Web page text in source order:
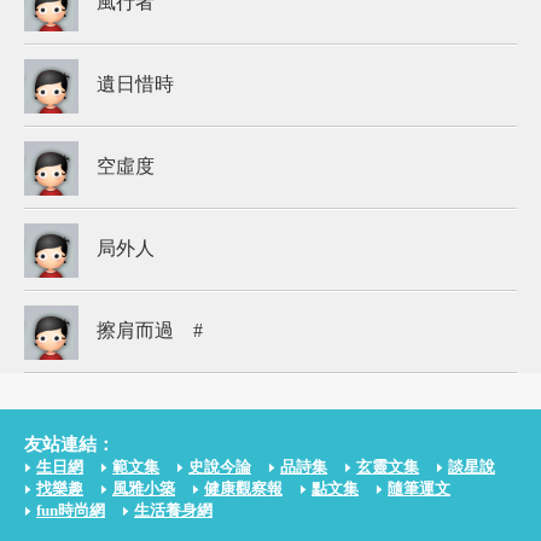
遺日惜時
空虛度
局外人
擦肩而過 #
友站連結：
生日網 範文集 史說今論 品詩集 玄靈文集
談星說
找樂趣
風雅小築 健康觀察報 點文集
隨筆運文
fun時尚網
生活養身網